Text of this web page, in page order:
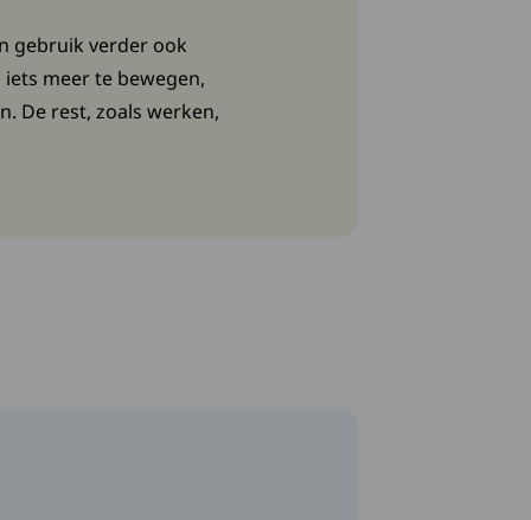
gebruik verder ook
meer te bewegen,
De rest, zoals werken,